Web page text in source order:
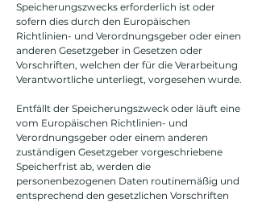
Speicherungszwecks erforderlich ist oder
sofern dies durch den Europäischen
Richtlinien- und Verordnungsgeber oder einen
anderen Gesetzgeber in Gesetzen oder
Vorschriften, welchen der für die Verarbeitung
Verantwortliche unterliegt, vorgesehen wurde.
Entfällt der Speicherungszweck oder läuft eine
vom Europäischen Richtlinien- und
Verordnungsgeber oder einem anderen
zuständigen Gesetzgeber vorgeschriebene
Speicherfrist ab, werden die
personenbezogenen Daten routinemäßig und
entsprechend den gesetzlichen Vorschriften